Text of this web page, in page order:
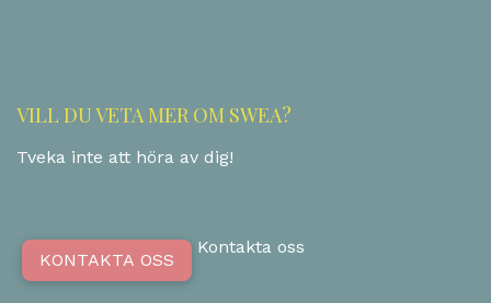
VILL DU VETA MER OM SWEA?
Tveka inte att höra av dig!
KONTAKTA OSS
Kontakta oss